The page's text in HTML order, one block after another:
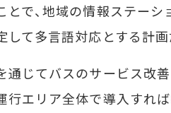
とで、地域の情報ステー
して多言語対応とする計画
じてバスのサービス改善
行エリア全体で導入すれ